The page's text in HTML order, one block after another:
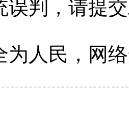
误判，请提
为人民，网